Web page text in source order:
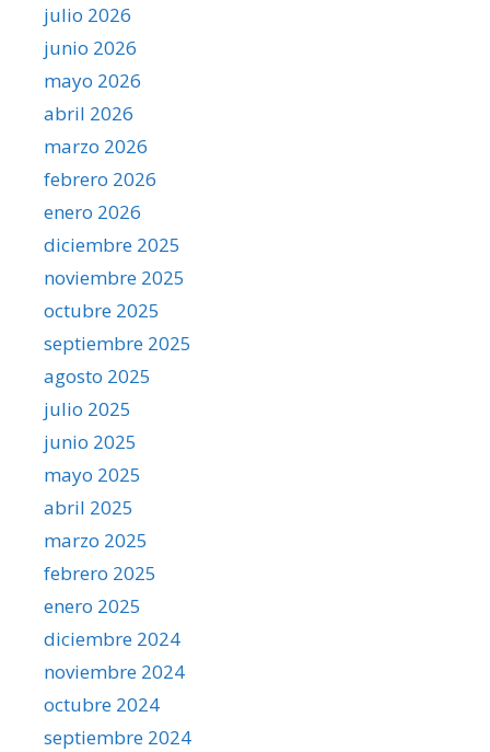
julio 2026
junio 2026
mayo 2026
abril 2026
marzo 2026
febrero 2026
enero 2026
diciembre 2025
noviembre 2025
octubre 2025
septiembre 2025
agosto 2025
julio 2025
junio 2025
mayo 2025
abril 2025
marzo 2025
febrero 2025
enero 2025
diciembre 2024
noviembre 2024
octubre 2024
septiembre 2024